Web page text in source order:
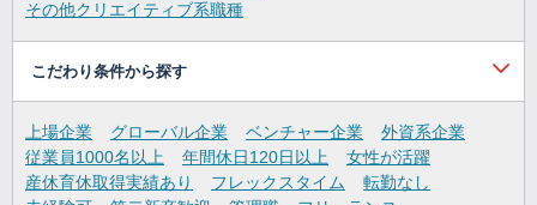
その他クリエイティブ系職種
こだわり条件から探す
上場企業 グローバル企業 ベンチャー企業
外資系企業
従業員1000名以上
年間休日120日以上
女性が活躍
産休育休取得実績あり
フレックスタイム
転勤なし